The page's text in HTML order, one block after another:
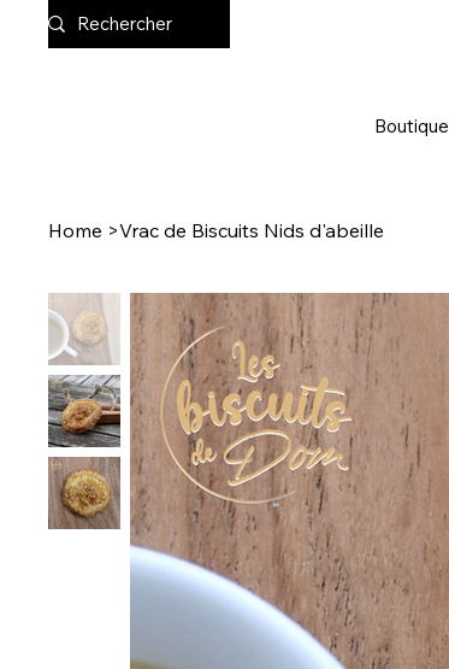
Boutique
Home >Vrac de Biscuits Nids d'abeille